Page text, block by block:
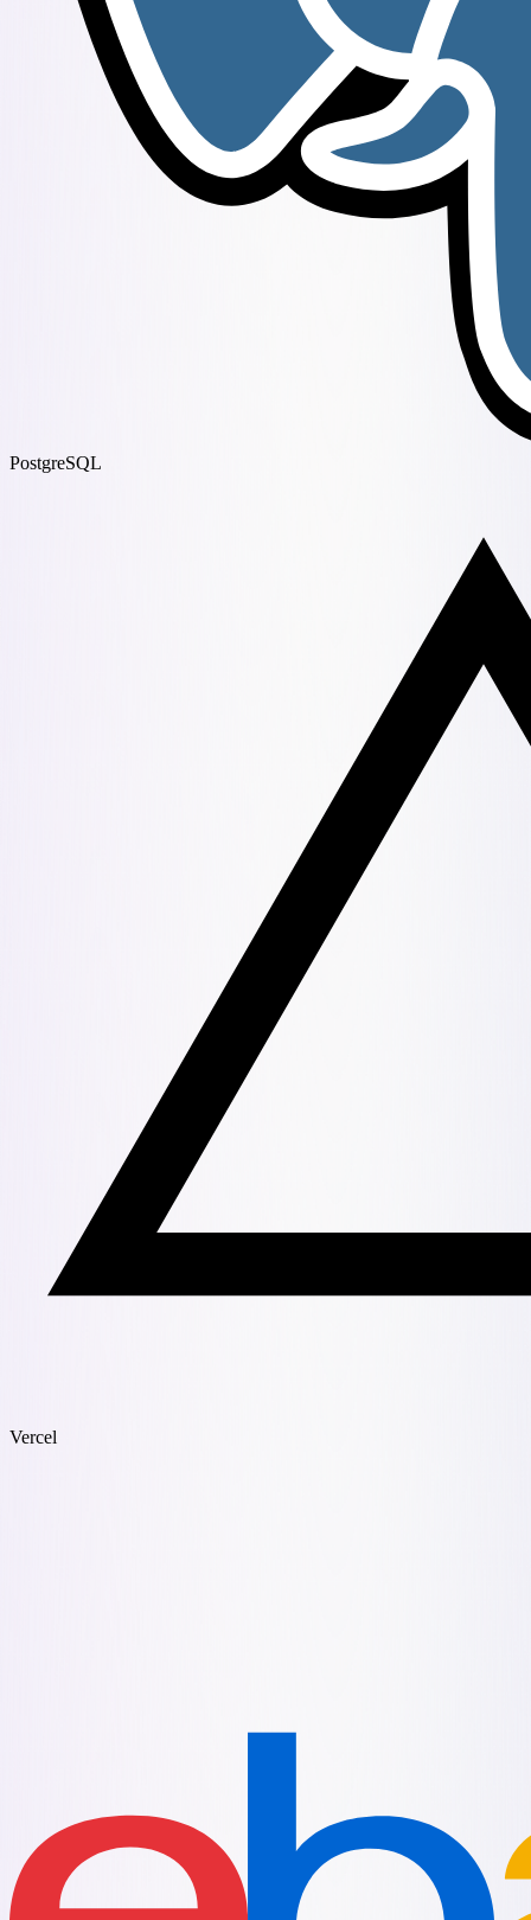
PostgreSQL
Vercel